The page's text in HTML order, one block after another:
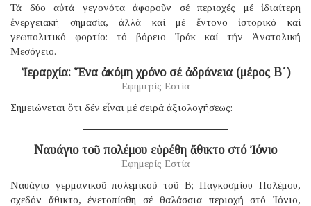
Τά δύο αὐτά γεγονότα ἀφοροῦν σέ περιοχές μέ ἰδιαίτερη
ἐνεργειακή σημασία, ἀλλά καί μέ ἔντονο ἱστορικό καί
γεωπολιτικό φορτίο: τό βόρειο Ἰράκ καί τήν Ἀνατολική
Μεσόγειο.
Ἱεραρχία: Ἕνα ἀκόμη χρόνο σέ ἀδράνεια (μέρος B΄)
Εφημερίς Εστία
Σημειώνεται ὅτι δέν εἶναι μέ σειρά ἀξιολογήσεως:
Ναυάγιο τοῦ πολέμου εὑρέθη ἄθικτο στό Ἰόνιο
Εφημερίς Εστία
Ναυάγιο γερμανικοῦ πολεμικοῦ τοῦ B; Παγκοσμίου Πολέμου,
σχεδόν ἄθικτο, ἐνετοπίσθη σέ θαλάσσια περιοχή στό Ἰόνιο,